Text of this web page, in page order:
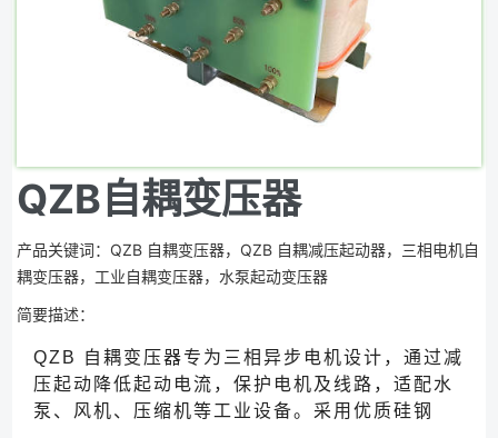
QZB自耦变压器
产品关键词：QZB 自耦变压器，QZB 自耦减压起动器，三相电机自
耦变压器，工业自耦变压器，水泵起动变压器
简要描述：
QZB 自耦变压器专为三相异步电机设计，通过减
压起动降低起动电流，保护电机及线路，适配水
泵、风机、压缩机等工业设备。采用优质硅钢